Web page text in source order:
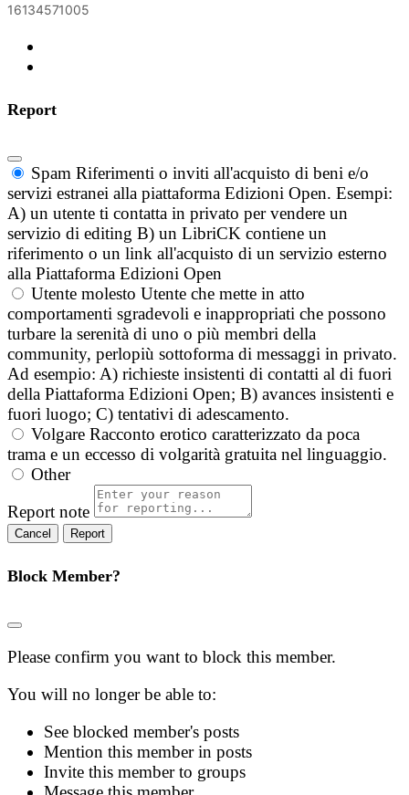
16134571005
Report
Spam Riferimenti o inviti all'acquisto di beni e/o
servizi estranei alla piattaforma Edizioni Open. Esempi:
A) un utente ti contatta in privato per vendere un
servizio di editing B) un LibriCK contiene un
riferimento o un link all'acquisto di un servizio esterno
alla Piattaforma Edizioni Open
Utente molesto Utente che mette in atto
comportamenti sgradevoli e inappropriati che possono
turbare la serenità di uno o più membri della
community, perlopiù sottoforma di messaggi in privato.
Ad esempio: A) richieste insistenti di contatti al di fuori
della Piattaforma Edizioni Open; B) avances insistenti e
fuori luogo; C) tentativi di adescamento.
Volgare Racconto erotico caratterizzato da poca
trama e un eccesso di volgarità gratuita nel linguaggio.
Other
Report note
Report
Block Member?
Please confirm you want to block this member.
You will no longer be able to:
See blocked member's posts
Mention this member in posts
Invite this member to groups